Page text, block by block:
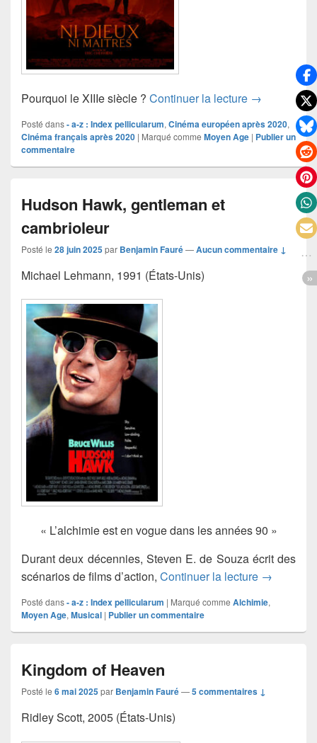
Pourquoi le XIIIe siècle ? Continuer la lecture Ni Dieux ni
→
Posté dans- a-z : Index pellicularum, Cinéma européen après 2020,
Cinéma français après 2020 | Marqué comme Moyen Age | Publier un
commentaire
Hudson Hawk, gentleman et
cambrioleur
Posté le 28 juin 2025par Benjamin Fauré—Aucun commentaire ↓
Michael Lehmann, 1991 (États-Unis)
« L’alchimie est en vogue dans les années 90 »
Durant deux décennies, Steven E. de Souza écrit des
scénarios de films d’action, Continuer la lecture Hudson
→
Posté dans- a-z : Index pellicularum | Marqué comme Alchimie,
Moyen Age, Musical | Publier un commentaire
Kingdom of Heaven
Posté le 6 mai 2025par Benjamin Fauré—5 commentaires ↓
Ridley Scott, 2005 (États-Unis)